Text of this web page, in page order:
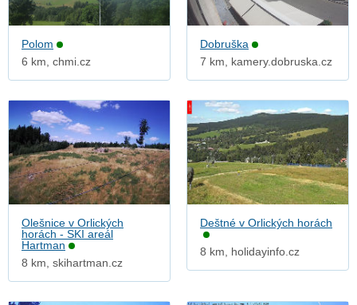
Polom
6 km, chmi.cz
Dobruška
7 km, kamery.dobruska.cz
Olešnice v Orlických
horách - SKI areál
Hartman
8 km, skihartman.cz
Deštné v Orlických horách
8 km, holidayinfo.cz